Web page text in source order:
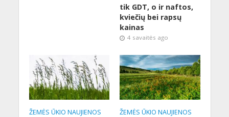
tik GDT, o ir naftos,
kviečių bei rapsų
kainas
4 savaitės ago
ŽEMĖS ŪKIO NAUJIENOS ŽEMĖS ŪKIO NAUJIENOS